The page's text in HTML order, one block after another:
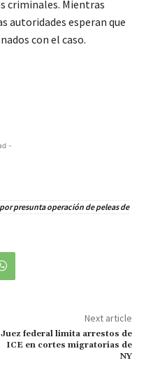
criminales. Mientras
autoridades esperan que
con el caso.
-
presunta operación de peleas de
Next article
Juez federal limita arrestos de
ICE en cortes migratorias de
NY